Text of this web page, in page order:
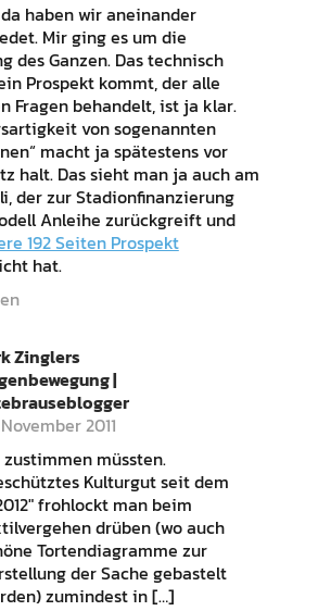
da haben wir aneinander
Mir ging es um die
des Ganzen. Das technisch
Prospekt kommt, der alle
Fragen behandelt, ist ja klar.
von sogenannten
macht ja spätestens vor
halt. Das sieht man ja auch am
der zur Stadionfinanzierung
Anleihe zurückgreift und
192 Seiten Prospekt
hat.
Zinglers
|
2011
müssten.
Kulturgut seit dem
frohlockt man beim
drüben (wo auch
Tortendiagramme zur
der Sache gebastelt
zumindest in […]